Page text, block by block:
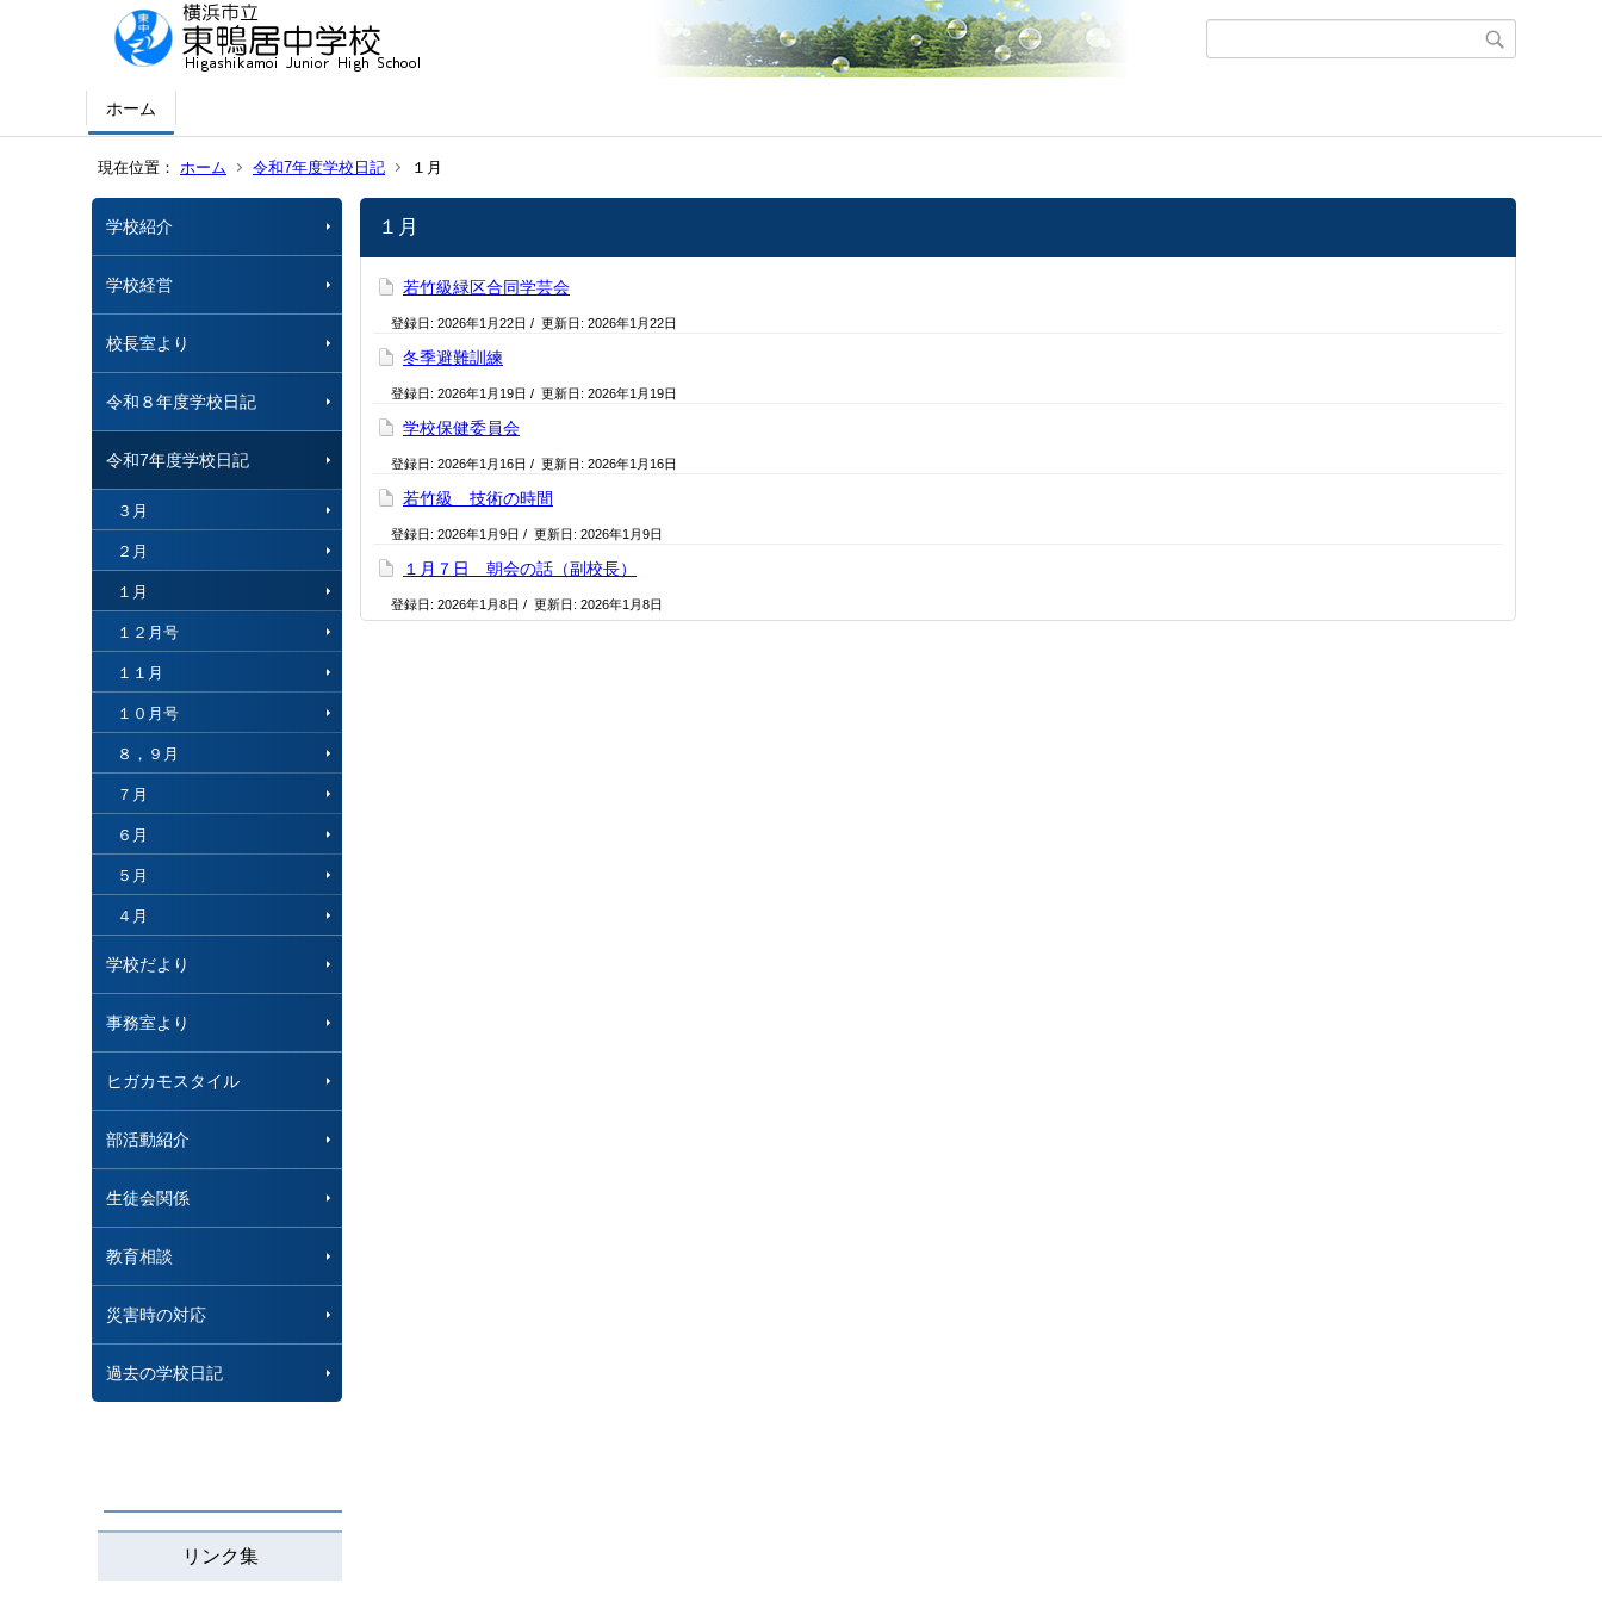
ホーム
現在位置： ホーム 令和7年度学校日記 １月
学校紹介
学校経営
校長室より
令和８年度学校日記
令和7年度学校日記
３月
２月
１月
１２月号
１１月
１０月号
８，９月
７月
６月
５月
４月
学校だより
事務室より
ヒガカモスタイル
部活動紹介
生徒会関係
教育相談
災害時の対応
過去の学校日記
リンク集
１月
若竹級緑区合同学芸会
登録日: 2026年1月22日 / 更新日: 2026年1月22日
冬季避難訓練
登録日: 2026年1月19日 / 更新日: 2026年1月19日
学校保健委員会
登録日: 2026年1月16日 / 更新日: 2026年1月16日
若竹級 技術の時間
登録日: 2026年1月9日 / 更新日: 2026年1月9日
１月７日 朝会の話（副校長）
登録日: 2026年1月8日 / 更新日: 2026年1月8日